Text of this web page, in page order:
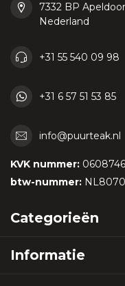
7332 BP
Nederland
+31 55 540 09 98
+31 6 57 51 53 85
info@puurteak.nl
KVK nummer:
btw-nummer:
Categorieën
Informatie